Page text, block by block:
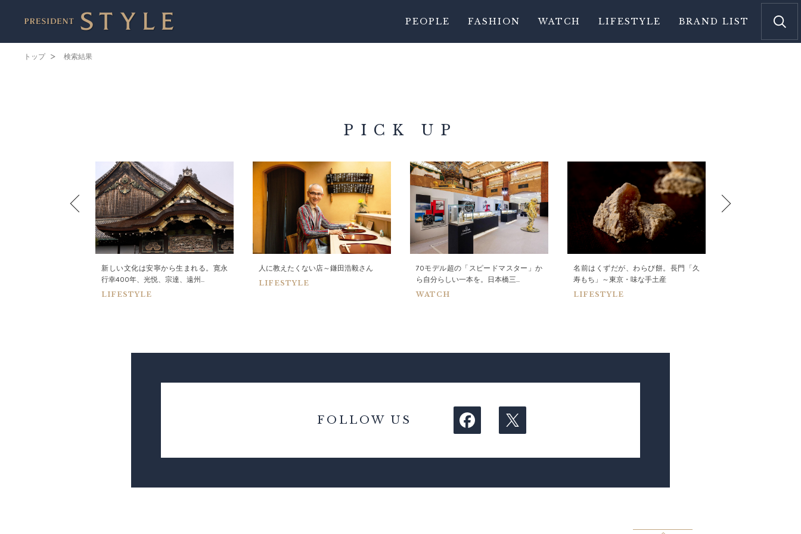
PEOPLE FASHION WATCH LIFESTYLE BRAND LIST
トップ 検索結果
PICK UP
新しい文化は安寧から生まれる。寛永
行幸400年、光悦、宗達、遠州...
LIFESTYLE
人に教えたくない店～鎌田浩毅さん
LIFESTYLE
70モデル超の「スピードマスター」か
ら自分らしい一本を。日本橋三...
WATCH
名前はくずだが、わらび餅。長門「久
寿もち」～東京・味な手土産
LIFESTYLE
FOLLOW US